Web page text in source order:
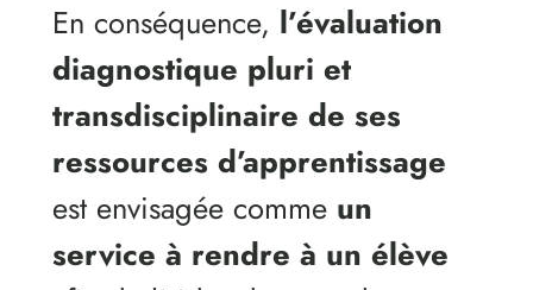
En conséquence, l’évaluation
diagnostique pluri et
transdisciplinaire de ses
ressources d’apprentissage
est envisagée comme un
service à rendre à un élève